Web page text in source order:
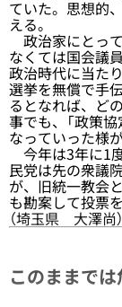
ていた。思想的
える。
政治家にとっ
なくては国会議
政治時代に当た
選挙を無償で手
るとなれば、ど
事でも、「政策
なっていった様
今年は3年に1
民党は先の衆議
が、旧統一教会
も勘案して投票
（埼玉県 大澤尚）
このままでは